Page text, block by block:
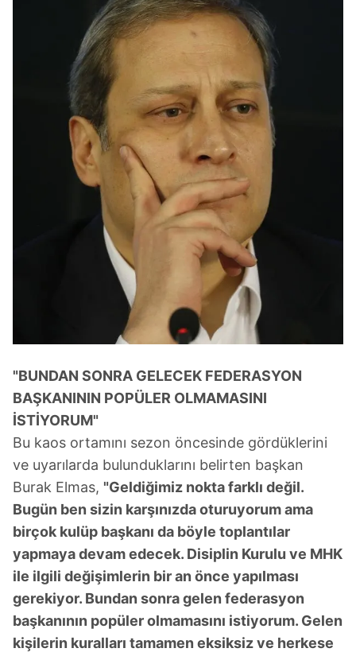
"BUNDAN SONRA GELECEK FEDERASYON
BAŞKANININ POPÜLER OLMAMASINI
İSTİYORUM"
Bu kaos ortamını sezon öncesinde gördüklerini
ve uyarılarda bulunduklarını belirten başkan
Burak Elmas, "Geldiğimiz nokta farklı değil.
Bugün ben sizin karşınızda oturuyorum ama
birçok kulüp başkanı da böyle toplantılar
yapmaya devam edecek. Disiplin Kurulu ve MHK
ile ilgili değişimlerin bir an önce yapılması
gerekiyor. Bundan sonra gelen federasyon
başkanının popüler olmamasını istiyorum. Gelen
kişilerin kuralları tamamen eksiksiz ve herkese